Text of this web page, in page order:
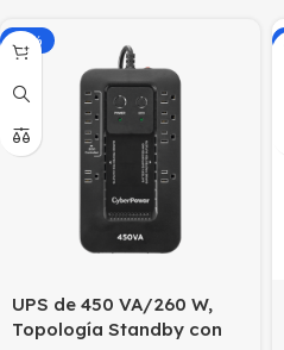
-41%
UPS de 450 VA/260 W,
Topología Standby con